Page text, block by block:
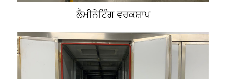
ਲੈਮੀਨੇਟਿੰਗ ਵਰਕਸ਼ਾਪ